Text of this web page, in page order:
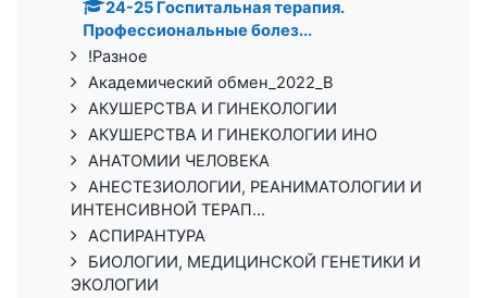
24-25 Госпитальная терапия.
Профессиональные болез...
!Разное
Академический обмен_2022_В
АКУШЕРСТВА И ГИНЕКОЛОГИИ
АКУШЕРСТВА И ГИНЕКОЛОГИИ ИНО
АНАТОМИИ ЧЕЛОВЕКА
АНЕСТЕЗИОЛОГИИ, РЕАНИМАТОЛОГИИ И
ИНТЕНСИВНОЙ ТЕРАП...
АСПИРАНТУРА
БИОЛОГИИ, МЕДИЦИНСКОЙ ГЕНЕТИКИ И
ЭКОЛОГИИ